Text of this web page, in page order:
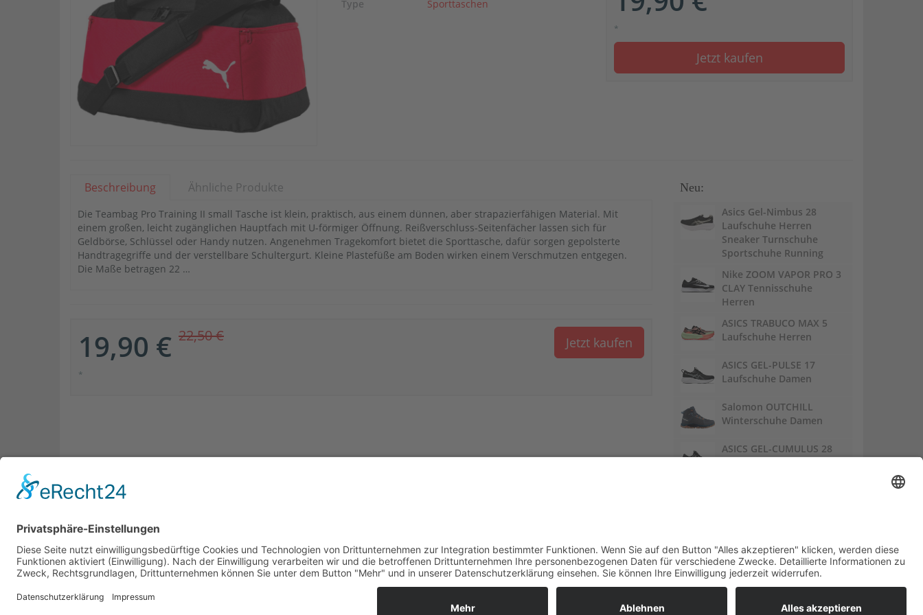
*
Jetzt kaufen
Type
Sporttaschen
Beschreibung Ähnliche Produkte
Die Teambag Pro Training II small Tasche ist klein, praktisch, aus einem dünnen, aber strapazierfähigen Material. Mit
einem großen, leicht zugänglichen Hauptfach mit U-förmiger Öffnung. Reißverschluss-Seitenfächer lassen sich für
Geldbörse, Schlüssel oder Handy nutzen. Angenehmen Tragekomfort bietet die Sporttasche, dafür sorgen gepolsterte
Handtragegriffe und der verstellbare Schultergurt. Kleine Plastefüße am Boden wirken einem Verschmutzen entgegen.
Die Maße betragen 22 …
19,90 € 22,50 €
*
Jetzt kaufen
Neu:
Asics Gel-Nimbus 28
Laufschuhe Herren
Sneaker Turnschuhe
Sportschuhe Running
Nike ZOOM VAPOR PRO 3
CLAY Tennisschuhe
Herren
ASICS TRABUCO MAX 5
Laufschuhe Herren
ASICS GEL-PULSE 17
Laufschuhe Damen
Salomon OUTCHILL
Winterschuhe Damen
ASICS GEL-CUMULUS 28